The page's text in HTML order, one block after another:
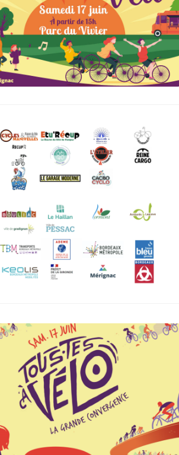
du 31
des
d’activité
vélo à Bordeaux
Prêt de vélo par TBM
Conseils aux cyclistes
Se garer
Louer ou emprunter un
Indemnité kilométrique
Prendre le train avec son
Cartes & Plans
Liste des vélocistes
partenaires
Entretenir son vélo
Ils
Bilan
Pour signaler un problème : la
cyclofiche !